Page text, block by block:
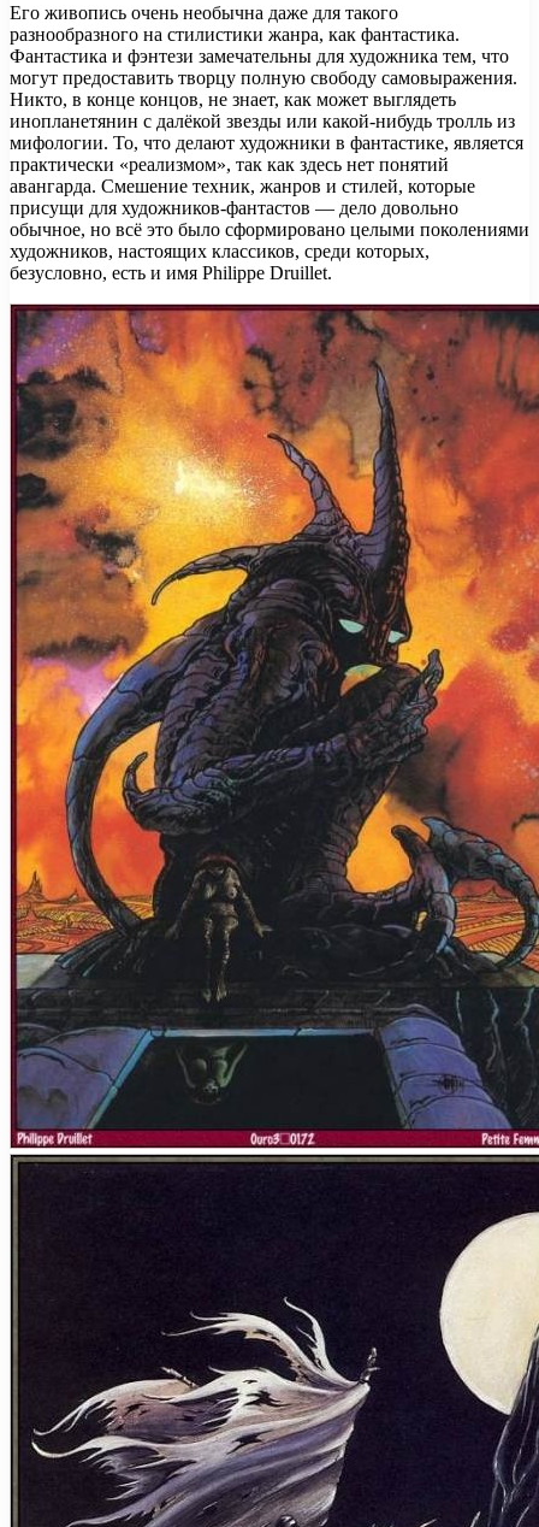
Его живопись очень необычна даже для такого
разнообразного на стилистики жанра, как фантастика.
Фантастика и фэнтези замечательны для художника тем, что
могут предоставить творцу полную свободу самовыражения.
Никто, в конце концов, не знает, как может выглядеть
инопланетянин с далёкой звезды или какой-нибудь тролль из
мифологии. То, что делают художники в фантастике, является
практически «реализмом», так как здесь нет понятий
авангарда. Смешение техник, жанров и стилей, которые
присущи для художников-фантастов — дело довольно
обычное, но всё это было сформировано целыми поколениями
художников, настоящих классиков, среди которых,
безусловно, есть и имя Philippe Druillet.